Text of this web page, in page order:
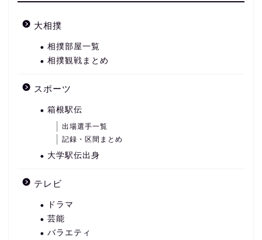
大相撲
相撲部屋一覧
相撲観戦まとめ
スポーツ
箱根駅伝
出場選手一覧
記録・区間まとめ
大学駅伝出身
テレビ
ドラマ
芸能
バラエティ